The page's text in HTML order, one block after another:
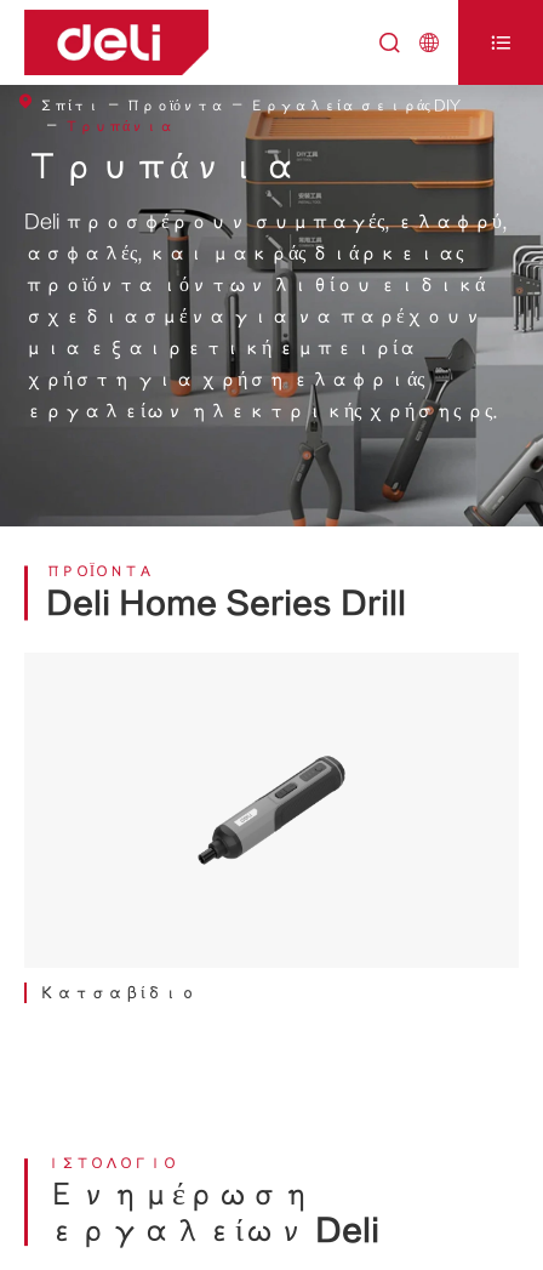
  
Τρυπάνια
Deli προσφέρουν συμπαγές, ελαφρύ,
ασφαλές, και μακράς διάρκειας
προϊόντα ιόντων λιθίου ειδικά
σχεδιασμένα για να παρέχουν
μια εξαιρετική εμπειρία
χρήστη για χρήση ελαφριάς
εργαλείων ηλεκτρικής χρήσης ρς.
Σπίτι Προϊόντα
Εργαλεία σειράς DIY
Τρυπάνια
ΠΡΟΪΌΝΤΑ
Deli Home Series Drill
Κατσαβίδιο
ΙΣΤΟΛΌΓΙΟ
Ενημέρωση
εργαλείων Deli